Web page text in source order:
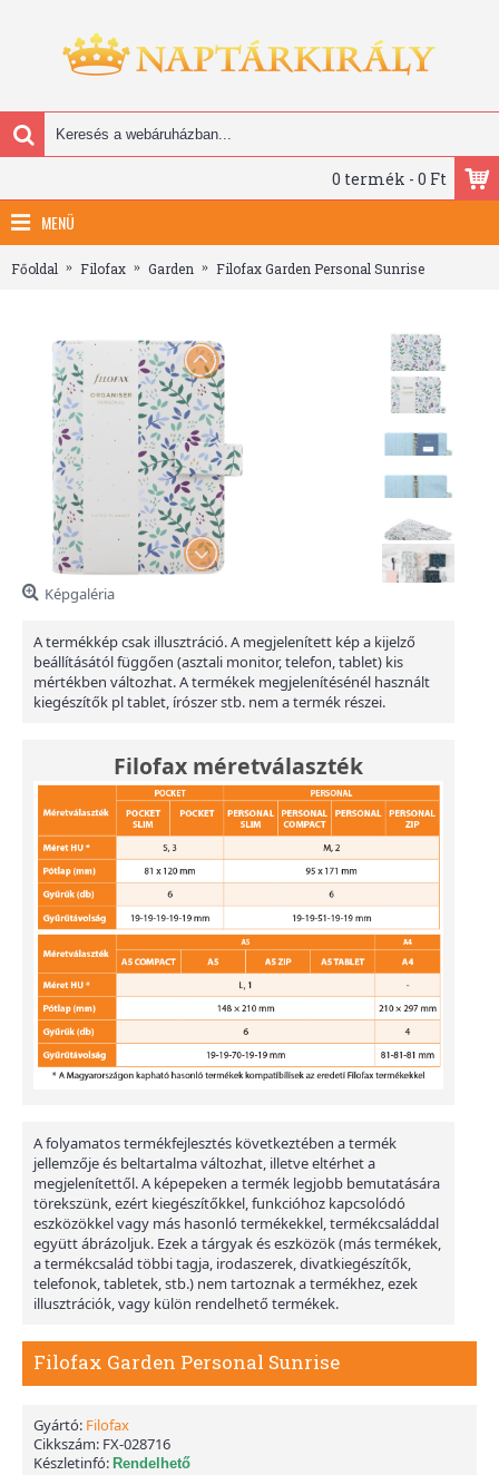
0 termék - 0 Ft
MENÜ
Főoldal Filofax Garden Filofax Garden Personal Sunrise
Képgaléria
A termékkép csak illusztráció. A megjelenített kép a kijelző
beállításától függően (asztali monitor, telefon, tablet) kis
mértékben változhat. A termékek megjelenítésénél használt
kiegészítők pl tablet, írószer stb. nem a termék részei.
Filofax méretválaszték
A folyamatos termékfejlesztés következtében a termék
jellemzője és beltartalma változhat, illetve eltérhet a
megjelenítettől. A képepeken a termék legjobb bemutatására
törekszünk, ezért kiegészítőkkel, funkcióhoz kapcsolódó
eszközökkel vagy más hasonló termékekkel, termékcsaláddal
együtt ábrázoljuk. Ezek a tárgyak és eszközök (más termékek,
a termékcsalád többi tagja, irodaszerek, divatkiegészítők,
telefonok, tabletek, stb.) nem tartoznak a termékhez, ezek
illusztrációk, vagy külön rendelhető termékek.
Filofax Garden Personal Sunrise
Gyártó: Filofax
Cikkszám: FX-028716
Készletinfó: Rendelhető